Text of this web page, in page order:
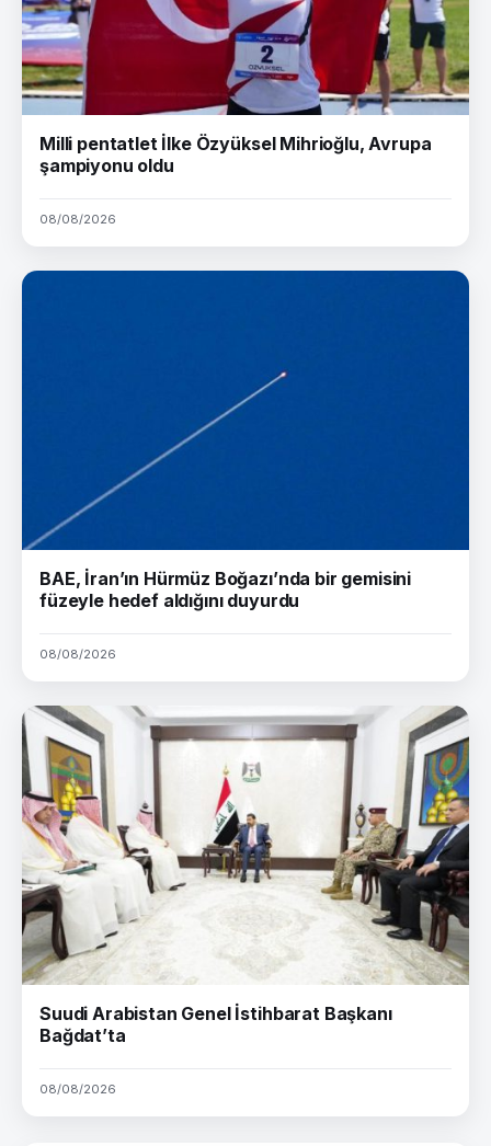
Milli pentatlet İlke Özyüksel Mihrioğlu, Avrupa
şampiyonu oldu
08/08/2026
BAE, İran’ın Hürmüz Boğazı’nda bir gemisini
füzeyle hedef aldığını duyurdu
08/08/2026
Suudi Arabistan Genel İstihbarat Başkanı
Bağdat’ta
08/08/2026